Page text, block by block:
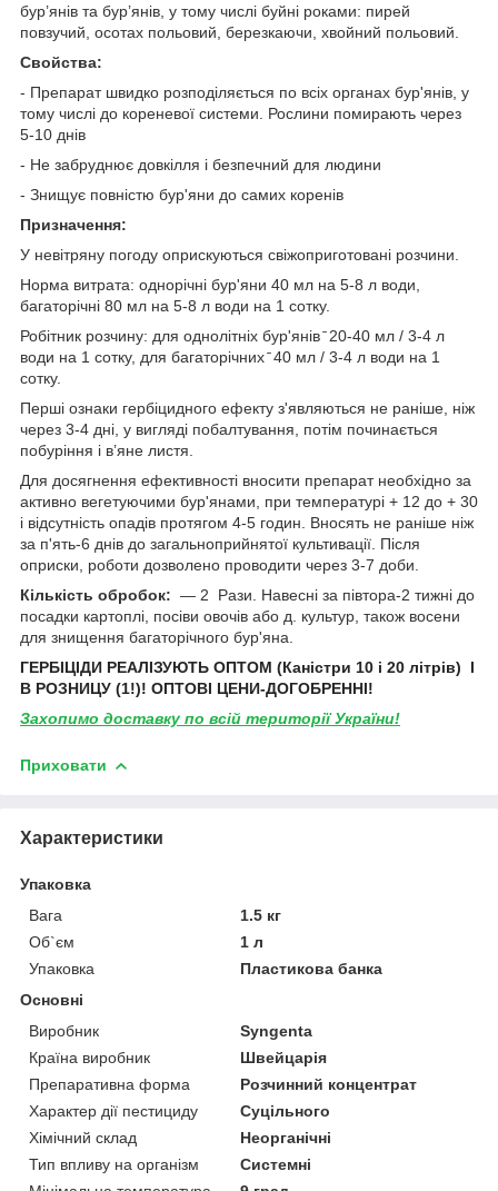
бур’янів та бур’янів, у тому числі буйні роками: пирей
повзучий, осотах польовий, березкаючи, хвойний польовий.
Свойства:
- Препарат швидко розподіляється по всіх органах бур'янів, у
тому числі до кореневої системи. Рослини помирають через
5-10 днів
- Не забруднює довкілля і безпечний для людини
- Знищує повністю бур'яни до самих коренів
Призначення:
У невітряну погоду оприскуються свіжоприготовані розчини.
Норма витрата: однорічні бур'яни 40 мл на 5-8 л води,
багаторічні 80 мл на 5-8 л води на 1 сотку.
Робітник розчину: для однолітніх бур'янів ̄ 20-40 мл / 3-4 л
води на 1 сотку, для багаторічних ̄ 40 мл / 3-4 л води на 1
сотку.
Перші ознаки гербіцидного ефекту з'являються не раніше, ніж
через 3-4 дні, у вигляді побалтування, потім починається
побуріння і в’яне листя.
Для досягнення ефективності вносити препарат необхідно за
активно вегетуючими бур'янами, при температурі + 12 до + 30
і відсутність опадів протягом 4-5 годин. Вносять не раніше ніж
за п'ять-6 днів до загальноприйнятої культивації. Після
оприски, роботи дозволено проводити через 3-7 доби.
Кількість обробок: ― 2 Рази. Навесні за півтора-2 тижні до
посадки картоплі, посіви овочів або д. культур, також восени
для знищення багаторічного бур'яна.
ГЕРБІЦІДИ РЕАЛІЗУЮТЬ ОПТОМ (Каністри 10 і 20 літрів) І
В РОЗНИЦУ (1!)! ОПТОВІ ЦЕНИ-ДОГОБРЕННІ!
Захопимо доставку по всій території України!
Приховати
Характеристики
Упаковка
Вага
1.5 кг
Об`єм
1 л
Упаковка
Пластикова банка
Основні
Виробник
Syngenta
Країна виробник
Швейцарія
Препаративна форма
Розчинний концентрат
Характер дії пестициду
Суцільного
Хімічний склад
Неорганічні
Тип впливу на організм
Системні